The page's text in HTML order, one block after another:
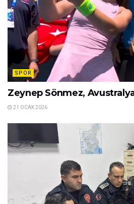
SPOR
Zeynep Sönmez,
21 OCAK 2026